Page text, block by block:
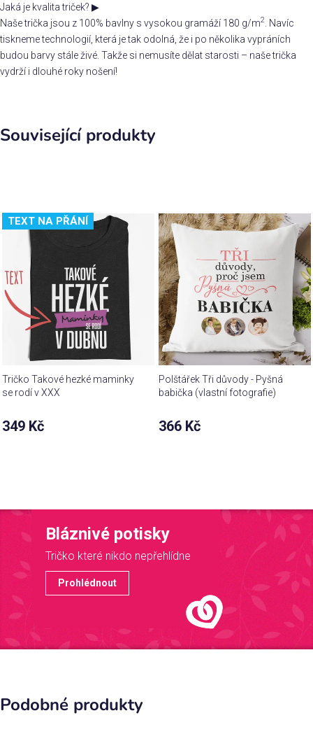
Jaká je kvalita triček? ▶
Naše trička jsou z 100% bavlny s vysokou gramáží 180 g/m2
. Navíc
tiskneme technologií, která je tak odolná, že i po několika vypráních
budou barvy stále živé. Takže si nemusíte dělat starosti – naše trička
vydrží i dlouhé roky nošení!
Související produkty
TEXT NA PŘÁNÍ
Tričko Takové hezké maminky
se rodí v XXX
349 Kč
Polštářek Tři důvody - Pyšná
babička (vlastní fotografie)
366 Kč
Bláznivé potisky
Tričko které nikdo nepřehlídne
Prohlédnout
Podobné produkty